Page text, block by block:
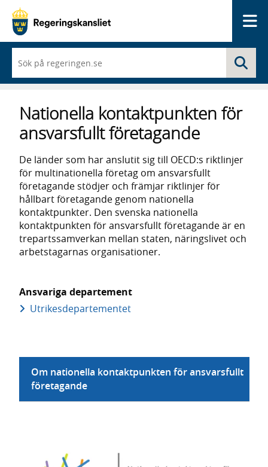
du
börjar
skriva
framträder
en
lista
sökförslag
Nationella kontaktpunkten för
ansvarsfullt företagande
De länder som har anslutit sig till OECD:s riktlinjer
för multinationella företag om ansvarsfullt
företagande stödjer och främjar riktlinjer för
hållbart företagande genom nationella
kontaktpunkter. Den svenska nationella
kontaktpunkten för ansvarsfullt företagande är en
trepartssamverkan mellan staten, näringslivet och
arbetstagarnas organisationer.
Ansvariga departement
Utrikes­departementet
Om nationella kontaktpunkten för ansvarsfullt
företagande